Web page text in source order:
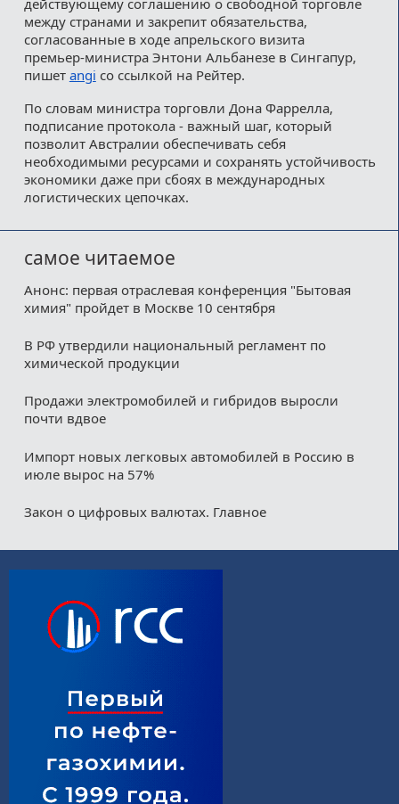
между странами и закрепит обязательства,
согласованные в ходе апрельского визита
премьер‑министра Энтони Альбанезе в Сингапур,
пишет angi со ссылкой на Рейтер.
По словам министра торговли Дона Фаррелла,
подписание протокола - важный шаг, который
позволит Австралии обеспечивать себя
необходимыми ресурсами и сохранять устойчивость
экономики даже при сбоях в международных
логистических цепочках.
самое читаемое
Анонс: первая отраслевая конференция "Бытовая
химия" пройдет в Москве 10 сентября
В РФ утвердили национальный регламент по
химической продукции
Продажи электромобилей и гибридов выросли
почти вдвое
Импорт новых легковых автомобилей в Россию в
июле вырос на 57%
Закон о цифровых валютах. Главное